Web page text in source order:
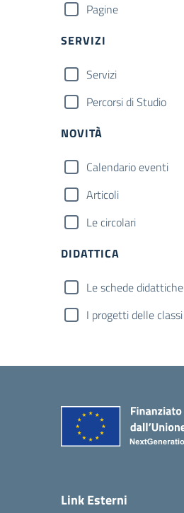
Pagine
SERVIZI
Servizi
Percorsi di Studio
NOVITÀ
Calendario eventi
Articoli
Le circolari
DIDATTICA
Le schede didattiche
I progetti delle classi
Link Esterni